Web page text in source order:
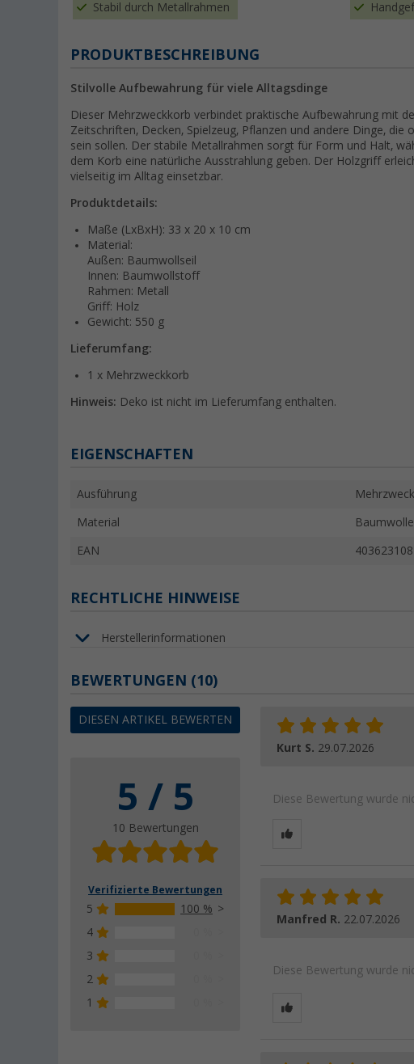
Stabil durch Metallrahmen
PRODUKTBESCHREIBUNG
Stilvolle Aufbewahrung für viele Alltagsdinge
Dieser Mehrzweckkorb verbindet praktische Aufbewahrung mit
Zeitschriften, Decken, Spielzeug, Pflanzen und andere Dinge,
sein sollen. Der stabile Metallrahmen sorgt für Form und Halt,
dem Korb eine natürliche Ausstrahlung geben. Der Holzgriff
vielseitig im Alltag einsetzbar.
Produktdetails:
Maße (LxBxH): 33 x 20 x 10 cm
Material:
Außen: Baumwollseil
Innen: Baumwollstoff
Rahmen: Metall
Griff: Holz
Gewicht: 550 g
Lieferumfang:
1 x Mehrzweckkorb
Hinweis: Deko ist nicht im Lieferumfang enthalten.
EIGENSCHAFTEN
Ausführung
Material Baumwolle
EAN
RECHTLICHE HINWEISE
Herstellerinformationen
BEWERTUNGEN (10)
DIESEN ARTIKEL BEWERTEN
5 / 5
10 Bewertungen
Verifizierte Bewertungen
5
100 %
4
3
2
1
Kurt S. 29.07.2026
Diese Bewertung wurde
Manfred R. 22.07.2026
Diese Bewertung wurde